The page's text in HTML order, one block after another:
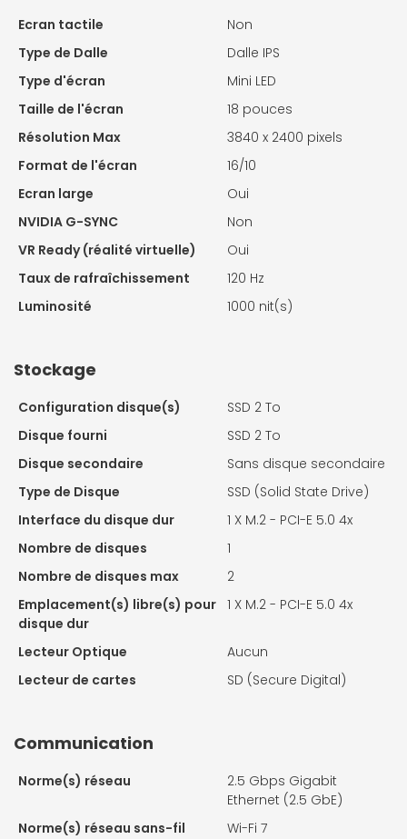
Ecran tactile
Non
Type de Dalle
Dalle IPS
Type d'écran
Mini LED
Taille de l'écran
18 pouces
Résolution Max
3840 x 2400 pixels
Format de l'écran
16/10
Ecran large
Oui
NVIDIA G-SYNC
Non
VR Ready (réalité virtuelle)
Oui
Taux de rafraîchissement
120 Hz
Luminosité
1000 nit(s)
Stockage
Configuration disque(s)
SSD 2 To
Disque fourni
SSD 2 To
Disque secondaire
Sans disque secondaire
Type de Disque
SSD (Solid State Drive)
Interface du disque dur
1 X M.2 - PCI-E 5.0 4x
Nombre de disques
1
Nombre de disques max
2
Emplacement(s) libre(s) pour
disque dur
1 X M.2 - PCI-E 5.0 4x
Lecteur Optique
Aucun
Lecteur de cartes
SD (Secure Digital)
Communication
Norme(s) réseau
2.5 Gbps Gigabit
Ethernet (2.5 GbE)
Norme(s) réseau sans-fil
Wi-Fi 7